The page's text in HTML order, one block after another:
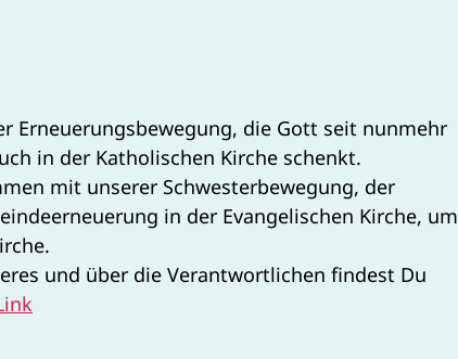
Erneuerungsbewegung, die Gott seit nunmehr
in der Katholischen Kirche schenkt.
mit unserer Schwesterbewegung, der
in der Evangelischen Kirche, um
und über die Verantwortlichen findest Du